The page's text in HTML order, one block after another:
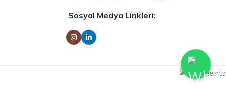
Sosyal Medya Linkleri: